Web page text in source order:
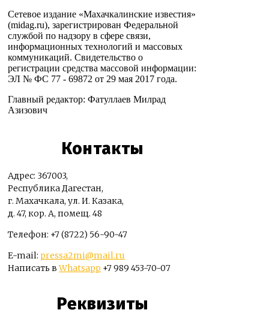
Сетевое издание «Махачкалинские известия»
(midag.ru), зарегистрирован Федеральной
службой по надзору в сфере связи,
информационных технологий и массовых
коммуникаций. Свидетельство о
регистрации средства массовой информации:
ЭЛ № ФС 77 - 69872 от 29 мая 2017 года.
Главный редактор: Фатуллаев Милрад
Азизович
Контакты
Адрес: 367003,
Республика Дагестан,
г. Махачкала, ул. И. Казака,
д. 47, кор. А, помещ. 48
Телефон: +7 (8722) 56-90-47
E-mail: pressa2mi@mail.ru
Написать вWhatsapp +7 989 453-70-07
Реквизиты